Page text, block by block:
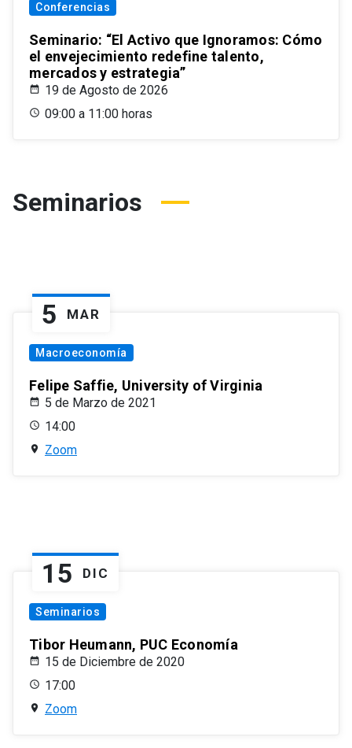
Conferencias
Seminario: “El Activo que Ignoramos: Cómo
el envejecimiento redefine talento,
mercados y estrategia”
19 de Agosto de 2026
09:00 a 11:00 horas
Seminarios
5 MAR
Macroeconomía
Felipe Saffie, University of Virginia
5 de Marzo de 2021
14:00
Zoom
15 DIC
Seminarios
Tibor Heumann, PUC Economía
15 de Diciembre de 2020
17:00
Zoom